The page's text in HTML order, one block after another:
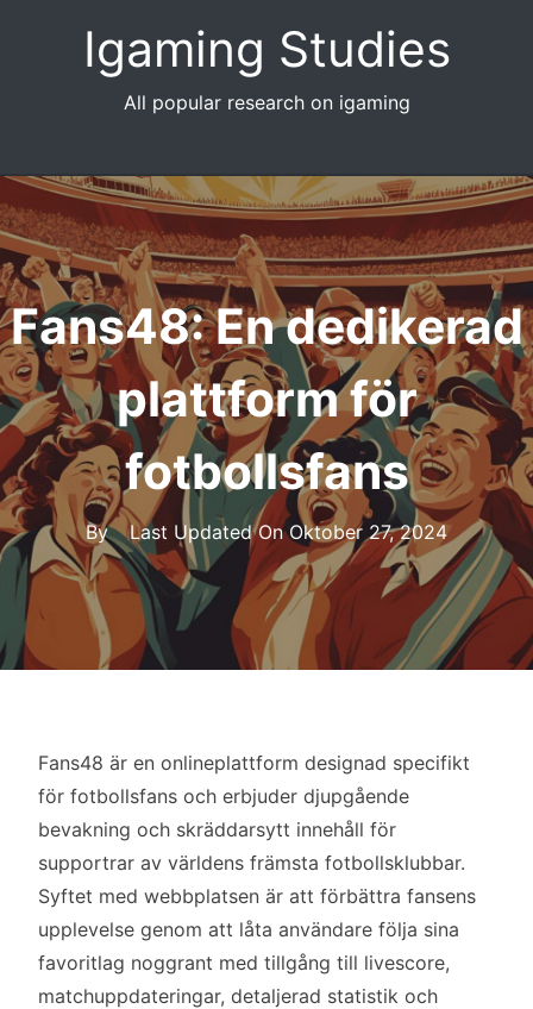
Igaming Studies
All popular research on igaming
Fans48: En dedikerad
plattform för
fotbollsfans
By Last Updated OnOktober 27, 2024
Fans48 är en onlineplattform designad specifikt
för fotbollsfans och erbjuder djupgående
bevakning och skräddarsytt innehåll för
supportrar av världens främsta fotbollsklubbar.
Syftet med webbplatsen är att förbättra fansens
upplevelse genom att låta användare följa sina
favoritlag noggrant med tillgång till livescore,
matchuppdateringar, detaljerad statistik och